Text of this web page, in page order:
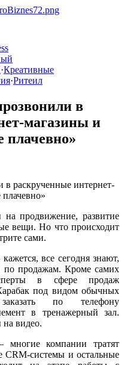
·Креативные
·Ритеил
в
магазины и
продвижение, развитие
вещи. Но что происходит
сами.
все сегодня знают,
по продажам. Кроме самих
в сфере продаж
под видом обычных
по телефону
в тренажерный зал.
на видео.
компании тратят
CRM-системы и остальные